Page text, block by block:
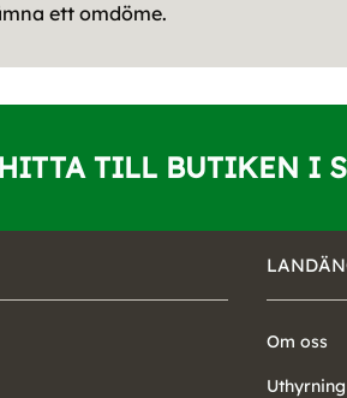
ett omdöme.
HITTA TILL BUTIKEN I
Om oss
Uthyrning